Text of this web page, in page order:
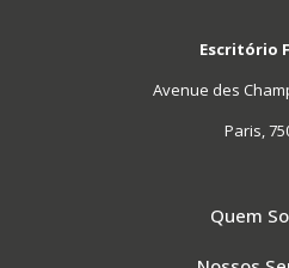
Escritório
Avenue des
Paris,
Quem